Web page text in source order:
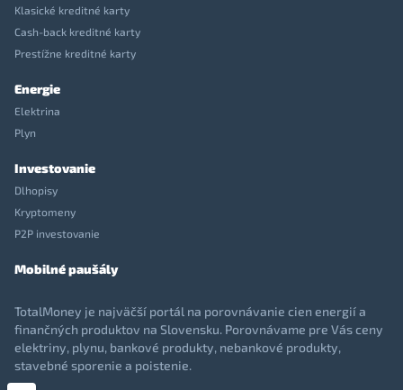
Klasické kreditné karty
Cash-back kreditné karty
Prestížne kreditné karty
Energie
Elektrina
Plyn
Investovanie
Dlhopisy
Kryptomeny
P2P investovanie
Mobilné paušály
TotalMoney je najväčší portál na porovnávanie cien energií a
finančných produktov na Slovensku. Porovnávame pre Vás ceny
elektriny, plynu, bankové produkty, nebankové produkty,
stavebné sporenie a poistenie.